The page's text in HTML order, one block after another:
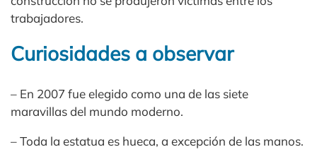
trabajadores.
Curiosidades a observar
– En 2007 fue elegido como una de las siete
maravillas del mundo moderno.
– Toda la estatua es hueca, a excepción de las manos.